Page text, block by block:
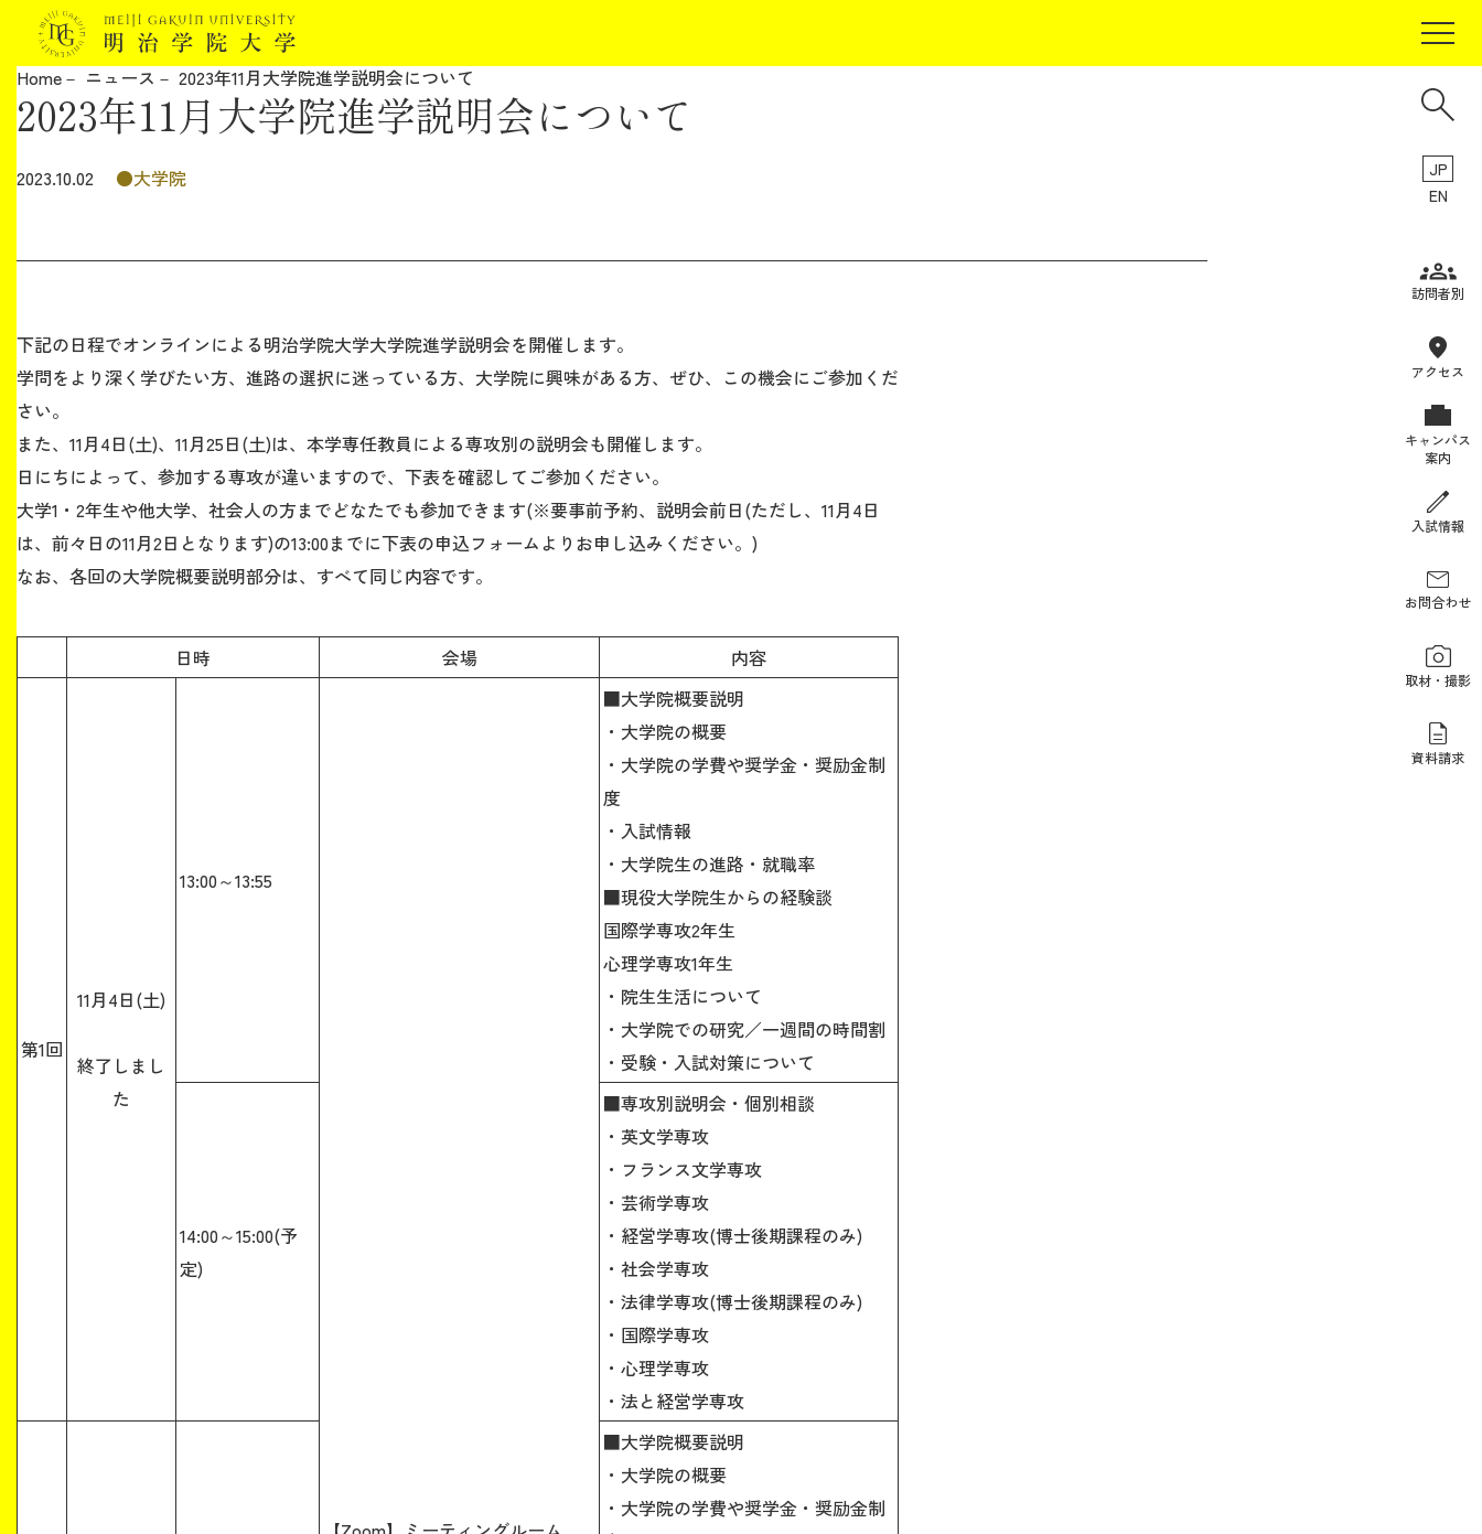
JP
EN
訪問者別
アクセス
キャンパス
案内
入試情報
お問合わせ
取材・撮影
資料請求
明治学院大学について
教育
留学・国際交流
キャリア
ボランティア
生涯学習・社会連携
入試情報サイト
Home ニュース 2023年11月大学院進学説明会について
2023年11月大学院進学説明会について
2023.10.02 大学院
下記の日程でオンラインによる明治学院大学大学院進学説明会を開催します。
学問をより深く学びたい方、進路の選択に迷っている方、大学院に興味がある方、ぜひ、この機会にご参加くだ
さい。
また、11月4日(土)、11月25日(土)は、本学専任教員による専攻別の説明会も開催します。
日にちによって、参加する専攻が違いますので、下表を確認してご参加ください。
大学1・2年生や他大学、社会人の方までどなたでも参加できます(※要事前予約、説明会前日(ただし、11月4日
は、前々日の11月2日となります)の13:00までに下表の申込フォームよりお申し込みください。)
なお、各回の大学院概要説明部分は、すべて同じ内容です。
日時 会場 内容
第1回
11月4日(土)
終了しまし
た
13:00～13:55
■大学院概要説明
・大学院の概要
・大学院の学費や奨学金・奨励金制
度
・入試情報
・大学院生の進路・就職率
■現役大学院生からの経験談
国際学専攻2年生
心理学専攻1年生
・院生生活について
・大学院での研究／一週間の時間割
・受験・入試対策について
14:00～15:00(予
定)
■専攻別説明会・個別相談
・英文学専攻
・フランス文学専攻
・芸術学専攻
・経営学専攻(博士後期課程のみ)
・社会学専攻
・法律学専攻(博士後期課程のみ)
・国際学専攻
・心理学専攻
・法と経営学専攻
■大学院概要説明
・大学院の概要
・大学院の学費や奨学金・奨励金制